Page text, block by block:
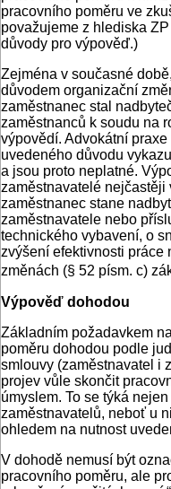
pracovního poměru ve
považujeme z hlediska
důvody pro výpověď.)
Zejména v současné
důvodem organizační
zaměstnanec stal
zaměstnanců k soudu na
výpovědí. Advokátní
uvedeného důvodu
a jsou proto neplatné.
zaměstnavatelé
zaměstnanec stane
zaměstnavatele nebo
technického vybavení, o
zvýšení efektivnosti práce
změnách (§ 52 písm. c)
Výpověď dohodou
Základním požadavkem
poměru dohodou podle
smlouvy (zaměstnavatel i
projev vůle skončit
úmyslem. To se týká
zaměstnavatelů, neboť u
ohledem na nutnost
V dohodě nemusí být
pracovního poměru, ale